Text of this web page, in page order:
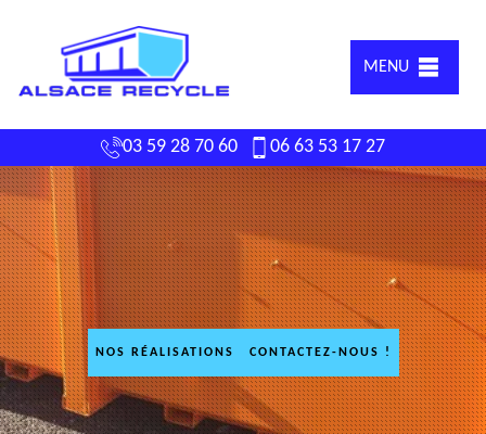
MENU
03 59 28 70 60 06 63 53 17 27
NOS RÉALISATIONS CONTACTEZ-NOUS !